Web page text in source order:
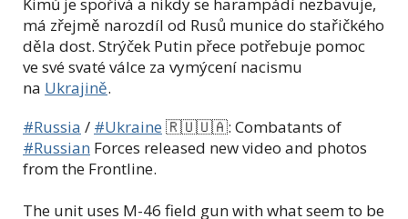
má zřejmě narozdíl od Rusů munice do stařičkého
děla dost. Strýček Putin přece potřebuje pomoc
ve své svaté válce za vymýcení nacismu
na Ukrajině.
#Russia / #Ukraine 🇷🇺🇺🇦: Combatants of
#Russian Forces released new video and photos
from the Frontline.
The unit uses M-46 field gun with what seem to be